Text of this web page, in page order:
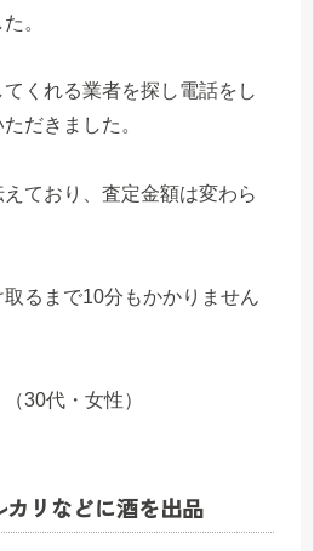
。
くれる業者を探し電話をし
だきました。
ており、査定金額は変わら
るまで10分もかかりません
30代・女性）
リなどに酒を出品